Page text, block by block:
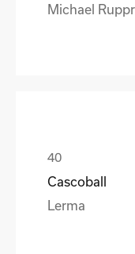
Michael
Cascoball
Lerma